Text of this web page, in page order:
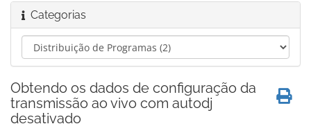
Categorias
Obtendo os dados de configuração da
transmissão ao vivo com autodj
desativado